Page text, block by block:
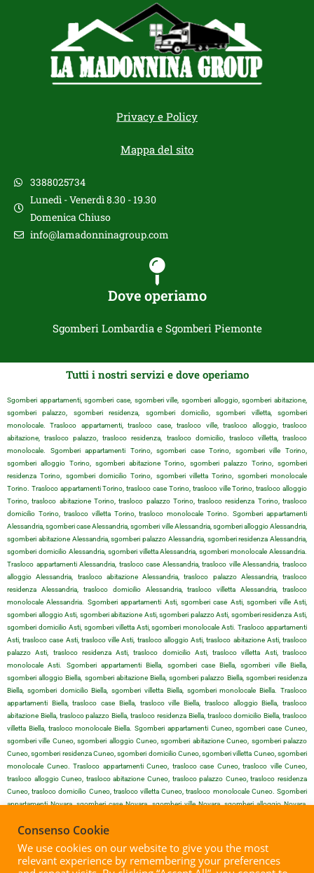
Privacy e Policy
Mappa del sito
3388025734
Lunedì - Venerdì 8.30 - 19.30
Domenica Chiuso
info@lamadonninagroup.com
Dove operiamo
Sgomberi Lombardia e Sgomberi Piemonte
Tutti i nostri servizi e dove operiamo
Sgomberi appartamenti, sgomberi case, sgomberi ville, sgomberi alloggio, sgomberi abitazione,
sgomberi palazzo, sgomberi residenza, sgomberi domicilio, sgomberi villetta, sgomberi
monolocale. Trasloco appartamenti, trasloco case, trasloco ville, trasloco alloggio, trasloco
abitazione, trasloco palazzo, trasloco residenza, trasloco domicilio, trasloco villetta, trasloco
monolocale. Sgomberi appartamenti Torino, sgomberi case Torino, sgomberi ville Torino,
sgomberi alloggio Torino, sgomberi abitazione Torino, sgomberi palazzo Torino, sgomberi
residenza Torino, sgomberi domicilio Torino, sgomberi villetta Torino, sgomberi monolocale
Torino. Trasloco appartamenti Torino, trasloco case Torino, trasloco ville Torino, trasloco alloggio
Torino, trasloco abitazione Torino, trasloco palazzo Torino, trasloco residenza Torino, trasloco
domicilio Torino, trasloco villetta Torino, trasloco monolocale Torino. Sgomberi appartamenti
Alessandria, sgomberi case Alessandria, sgomberi ville Alessandria, sgomberi alloggio Alessandria,
sgomberi abitazione Alessandria, sgomberi palazzo Alessandria, sgomberi residenza Alessandria,
sgomberi domicilio Alessandria, sgomberi villetta Alessandria, sgomberi monolocale Alessandria.
Trasloco appartamenti Alessandria, trasloco case Alessandria, trasloco ville Alessandria, trasloco
alloggio Alessandria, trasloco abitazione Alessandria, trasloco palazzo Alessandria, trasloco
residenza Alessandria, trasloco domicilio Alessandria, trasloco villetta Alessandria, trasloco
monolocale Alessandria. Sgomberi appartamenti Asti, sgomberi case Asti, sgomberi ville Asti,
sgomberi alloggio Asti, sgomberi abitazione Asti, sgomberi palazzo Asti, sgomberi residenza Asti,
sgomberi domicilio Asti, sgomberi villetta Asti, sgomberi monolocale Asti. Trasloco appartamenti
Asti, trasloco case Asti, trasloco ville Asti, trasloco alloggio Asti, trasloco abitazione Asti, trasloco
palazzo Asti, trasloco residenza Asti, trasloco domicilio Asti, trasloco villetta Asti, trasloco
monolocale Asti. Sgomberi appartamenti Biella, sgomberi case Biella, sgomberi ville Biella,
sgomberi alloggio Biella, sgomberi abitazione Biella, sgomberi palazzo Biella, sgomberi residenza
Biella, sgomberi domicilio Biella, sgomberi villetta Biella, sgomberi monolocale Biella. Trasloco
appartamenti Biella, trasloco case Biella, trasloco ville Biella, trasloco alloggio Biella, trasloco
abitazione Biella, trasloco palazzo Biella, trasloco residenza Biella, trasloco domicilio Biella, trasloco
villetta Biella, trasloco monolocale Biella. Sgomberi appartamenti Cuneo, sgomberi case Cuneo,
sgomberi ville Cuneo, sgomberi alloggio Cuneo, sgomberi abitazione Cuneo, sgomberi palazzo
Cuneo, sgomberi residenza Cuneo, sgomberi domicilio Cuneo, sgomberi villetta Cuneo, sgomberi
monolocale Cuneo. Trasloco appartamenti Cuneo, trasloco case Cuneo, trasloco ville Cuneo,
trasloco alloggio Cuneo, trasloco abitazione Cuneo, trasloco palazzo Cuneo, trasloco residenza
Cuneo, trasloco domicilio Cuneo, trasloco villetta Cuneo, trasloco monolocale Cuneo. Sgomberi
appartamenti Novara, sgomberi case Novara, sgomberi ville Novara, sgomberi alloggio Novara,
domicilio Novara, sgomberi villetta Novara, sgomberi monolocale Novara. Trasloco appartamenti
Novara, trasloco case Novara, trasloco ville Novara, trasloco alloggio Novara, trasloco abitazione
Novara, trasloco palazzo Novara, trasloco residenza Novara, trasloco domicilio Novara, trasloco
villetta Novara, trasloco monolocale Novara. Sgomberi appartamenti Vercelli, sgomberi case Vercelli,
Consenso Cookie
We use cookies on our website to give you the most
relevant experience by remembering your preferences